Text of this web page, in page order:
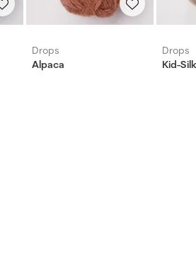
Drops
Alpaca
Drops
Kid-Silk